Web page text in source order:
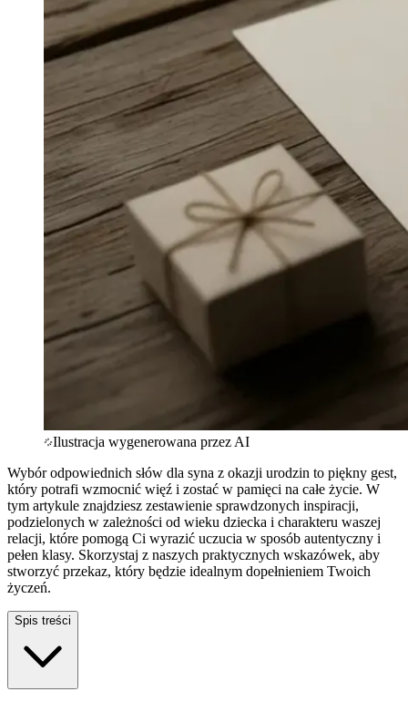
Ilustracja wygenerowana przez AI
Wybór odpowiednich słów dla syna z okazji urodzin to piękny gest,
który potrafi wzmocnić więź i zostać w pamięci na całe życie. W
tym artykule znajdziesz zestawienie sprawdzonych inspiracji,
podzielonych w zależności od wieku dziecka i charakteru waszej
relacji, które pomogą Ci wyrazić uczucia w sposób autentyczny i
pełen klasy. Skorzystaj z naszych praktycznych wskazówek, aby
stworzyć przekaz, który będzie idealnym dopełnieniem Twoich
życzeń.
Spis treści